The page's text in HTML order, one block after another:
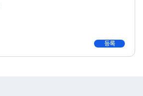
등록